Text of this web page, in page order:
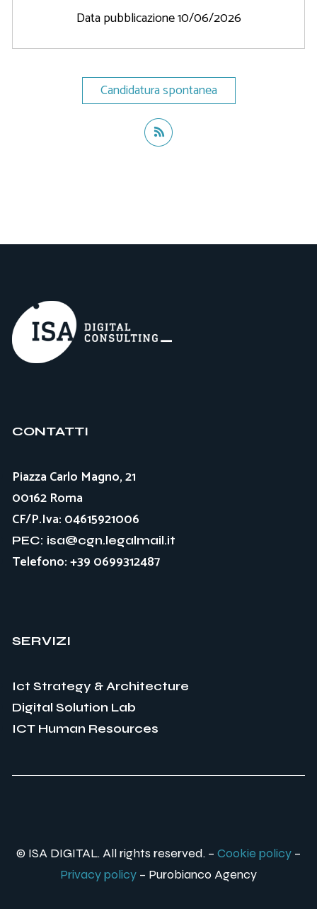
Data pubblicazione 10/06/2026
Candidatura spontanea
CONTATTI
Piazza Carlo Magno, 21
00162 Roma
CF/P.Iva: 04615921006
PEC: isa@cgn.legalmail.it
Telefono: +39 0699312487
SERVIZI
Ict Strategy & Architecture
Digital Solution Lab
ICT Human Resources
© ISA DIGITAL. All rights reserved. – Cookie policy –
Privacy policy – Purobianco Agency